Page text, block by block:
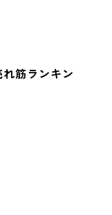
筋ランキン